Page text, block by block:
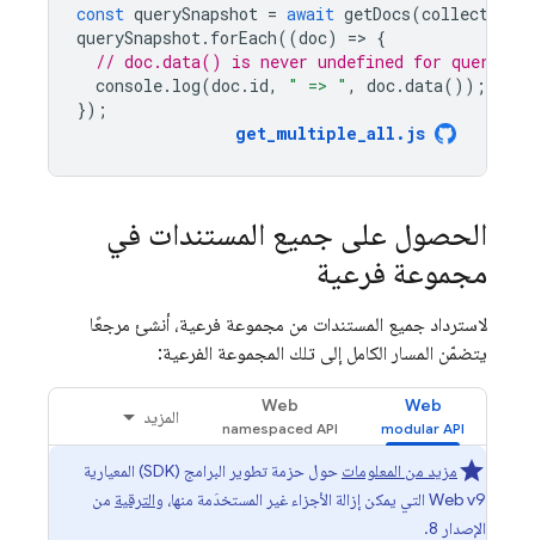
const querySnapshot = await getDocs(collection
querySnapshot. forEach((doc) => {
// doc.data() is never undefined for query doc
console. log(doc. id, " => " , doc.data());
});
get_multiple_all . js
الحصول على جميع المستندات في
مجموعة فرعية
لاسترداد جميع المستندات من مجموعة فرعية، أنشئ مرجعًا
يتضمّن المسار الكامل إلى تلك المجموعة الفرعية:
Web
Web
المزيد
مزيد من المعلومات
حول حزمة تطوير البرامج (SDK) المعيارية
Web v9 التي يمكن إزالة الأجزاء غير المستخدَمة منها، و
الترقية من
الإصدار 8.